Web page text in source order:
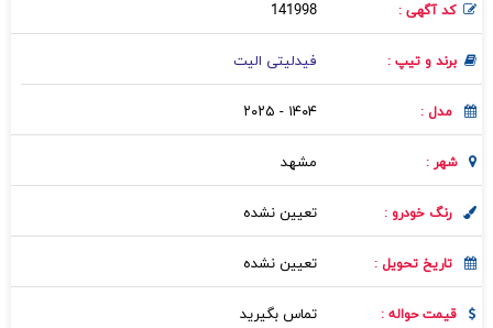
کد آگهی : 141998
برند و تیپ : فیدلیتی الیت
مدل : ۱۴۰۴ - ۲۰۲۵
شهر : مشهد
رنگ خودرو : تعیین نشده
تاریخ تحویل : تعیین نشده
قیمت حواله : تماس بگیرید